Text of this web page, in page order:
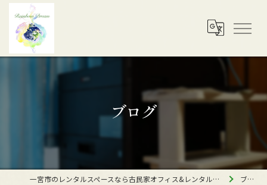
ブログ
一宮市のレンタルスペースなら古民家オフィス&レンタルスペース レインボードリーム ブログ